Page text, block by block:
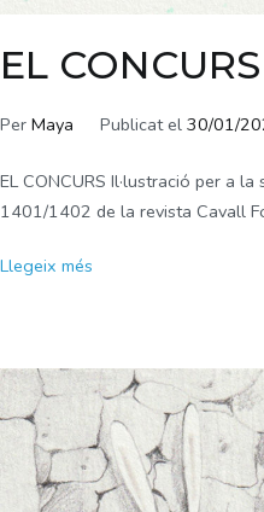
EL CONCURS
Per Maya Publicat el 30/01/
EL CONCURS Il·lustració per a
1401/1402 de la revista Cavall
Llegeix més